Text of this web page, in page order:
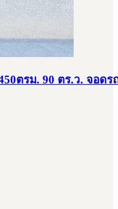
ตรม. 90 ตร.ว. จอดร